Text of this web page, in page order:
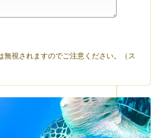
無視されますのでご注意ください。（ス